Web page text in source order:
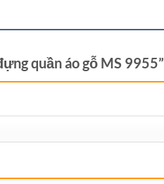
quần áo gỗ MS 9955”